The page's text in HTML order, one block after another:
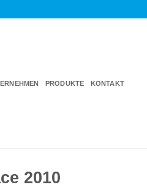
PRODUKTE KONTAKT
2010